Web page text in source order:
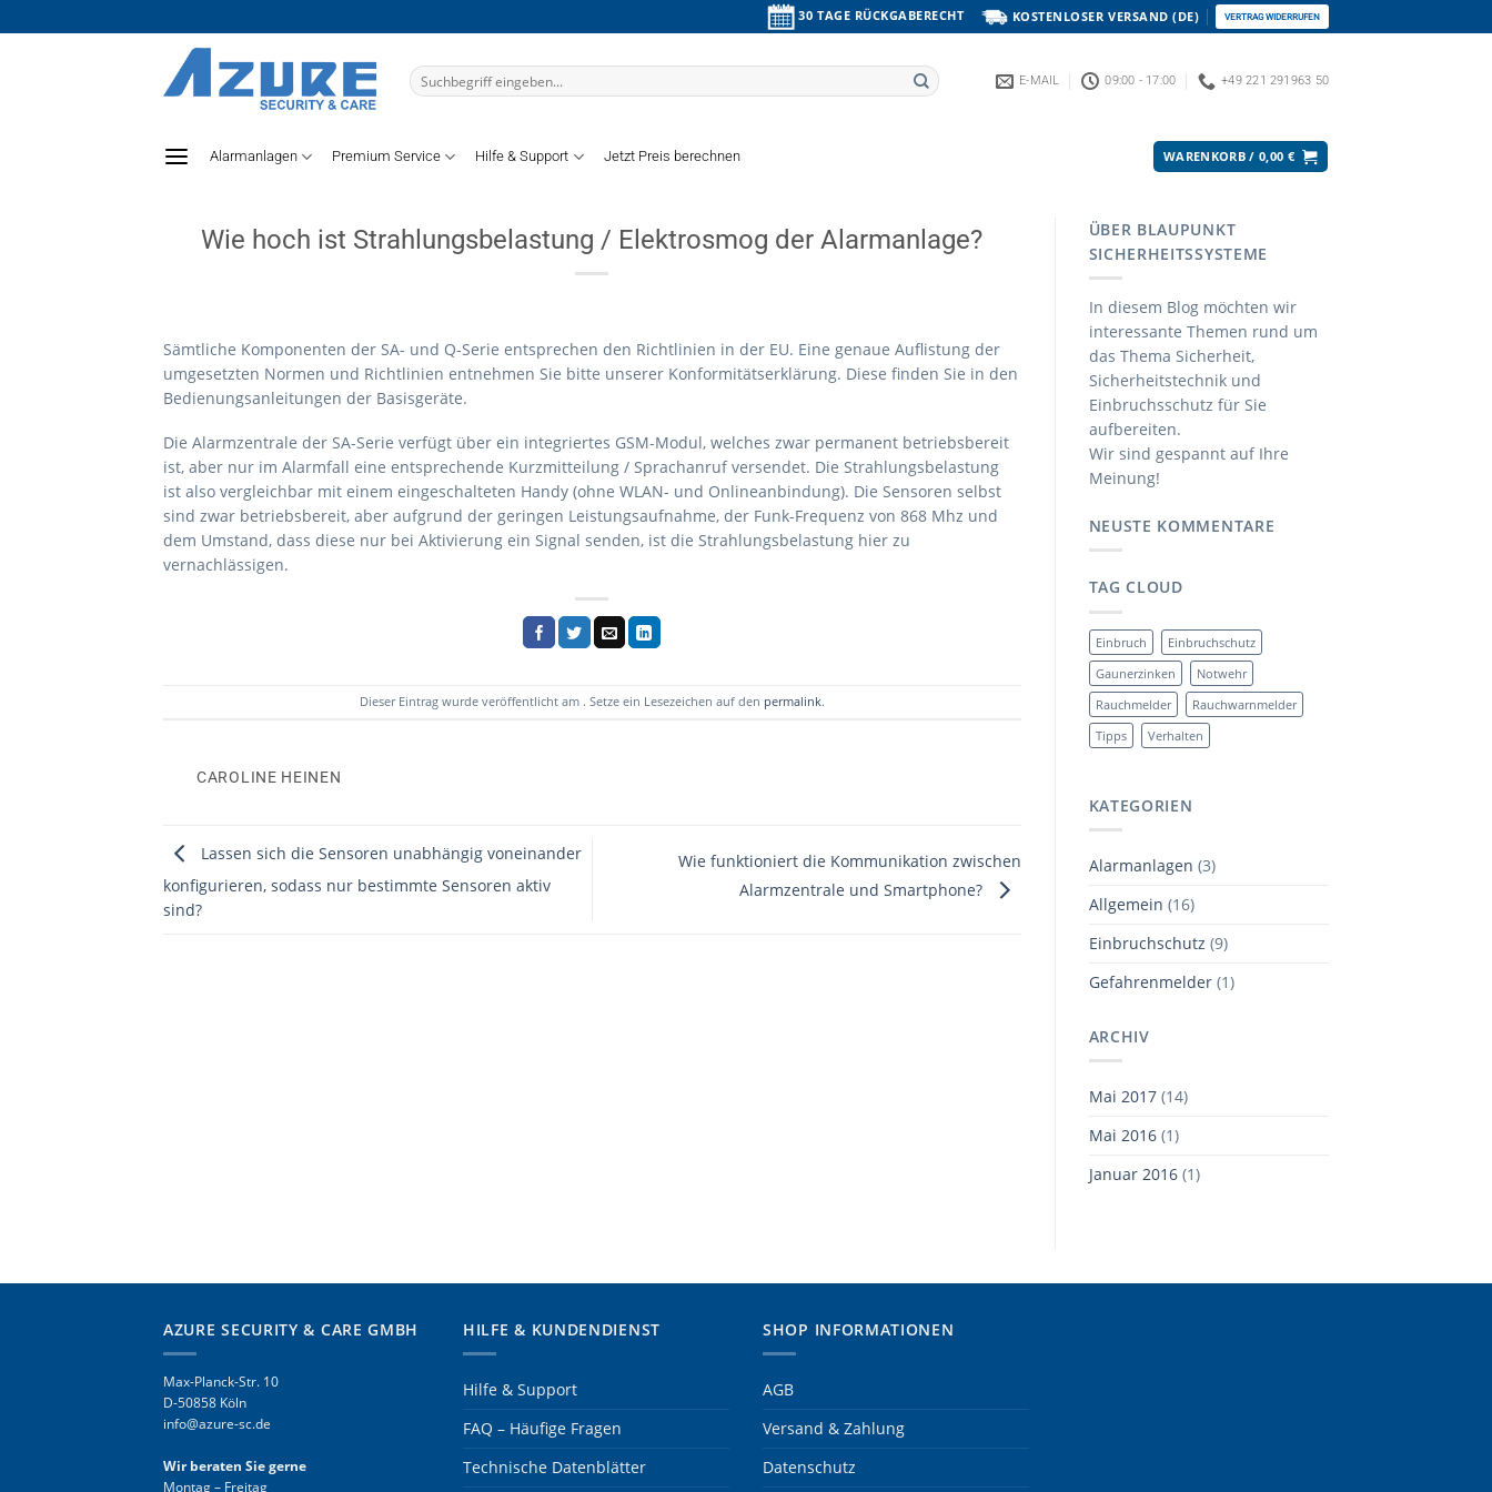
Inhalt
30 TAGE RÜCKGABERECHT KOSTENLOSER VERSAND (DE) VERTRAG WIDERRUFEN
Suchen
nach:
E-MAIL 09:00 - 17:00 +49 221 291963 50
Alarmanlagen Premium Service Hilfe & Support Jetzt Preis berechnen WARENKORB / 0,00 €
Wie hoch ist Strahlungsbelastung / Elektrosmog der Alarmanlage?
Sämtliche Komponenten der SA- und Q-Serie entsprechen den Richtlinien in der EU. Eine genaue Auflistung der
umgesetzten Normen und Richtlinien entnehmen Sie bitte unserer Konformitätserklärung. Diese finden Sie in den
Bedienungsanleitungen der Basisgeräte.
Die Alarmzentrale der SA-Serie verfügt über ein integriertes GSM-Modul, welches zwar permanent betriebsbereit
ist, aber nur im Alarmfall eine entsprechende Kurzmitteilung / Sprachanruf versendet. Die Strahlungsbelastung
ist also vergleichbar mit einem eingeschalteten Handy (ohne WLAN- und Onlineanbindung). Die Sensoren selbst
sind zwar betriebsbereit, aber aufgrund der geringen Leistungsaufnahme, der Funk-Frequenz von 868 Mhz und
dem Umstand, dass diese nur bei Aktivierung ein Signal senden, ist die Strahlungsbelastung hier zu
vernachlässigen.
Dieser Eintrag wurde veröffentlicht am . Setze ein Lesezeichen auf den permalink.
CAROLINE HEINEN
Lassen sich die Sensoren unabhängig voneinander
konfigurieren, sodass nur bestimmte Sensoren aktiv
sind?
Wie funktioniert die Kommunikation zwischen
Alarmzentrale und Smartphone?
ÜBER BLAUPUNKT
SICHERHEITSSYSTEME
In diesem Blog möchten wir
interessante Themen rund um
das Thema Sicherheit,
Sicherheitstechnik und
Einbruchsschutz für Sie
aufbereiten.
Wir sind gespannt auf Ihre
Meinung!
NEUSTE KOMMENTARE
TAG CLOUD
Einbruch
Einbruchschutz
Gaunerzinken
Notwehr
Rauchmelder
Rauchwarnmelder
Tipps
Verhalten
KATEGORIEN
Alarmanlagen (3)
Allgemein (16)
Einbruchschutz (9)
Gefahrenmelder(1)
ARCHIV
Mai 2017(14)
Mai 2016(1)
Januar 2016(1)
AZURE SECURITY & CARE GMBH
Max-Planck-Str. 10
D-50858 Köln
info@azure-sc.de
Wir beraten Sie gerne
Montag – Freitag
HILFE & KUNDENDIENST
Hilfe & Support
FAQ – Häufige Fragen
Technische Datenblätter
SHOP INFORMATIONEN
AGB
Versand & Zahlung
Datenschutz